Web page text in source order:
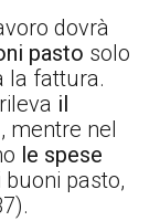
dovrà
pasto solo
la fattura.
il
mentre nel
le spese
buoni pasto,